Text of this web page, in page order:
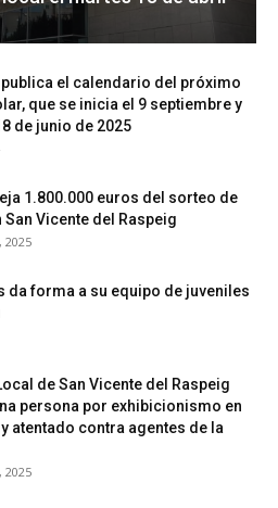
el calendario del próximo
que se inicia el 9 septiembre y
de junio de 2025
1.800.000 euros del sorteo de
San Vicente del Raspeig
da forma a su equipo de juveniles
de San Vicente del Raspeig
persona por exhibicionismo en
atentado contra agentes de la
2025